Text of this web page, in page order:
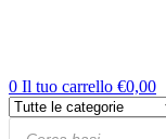
0 Il tuo carrello €0,00
Products
Cerca